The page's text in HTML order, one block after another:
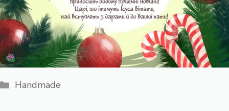
Категорії
Handmade